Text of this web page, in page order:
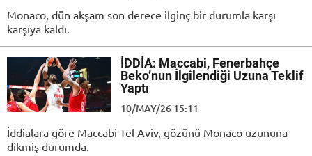
Monaco, dün akşam son derece ilginç bir durumla karşı
karşıya kaldı.
İDDİA: Maccabi, Fenerbahçe
Beko’nun İlgilendiği Uzuna Teklif
Yaptı
10/MAY/26 15:11
İddialara göre Maccabi Tel Aviv, gözünü Monaco uzununa
dikmiş durumda.